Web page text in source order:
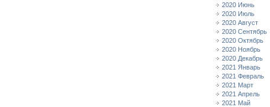
2020 Июнь
2020 Июль
2020 Август
2020 Сентябрь
2020 Октябрь
2020 Ноябрь
2020 Декабрь
2021 Январь
2021 Февраль
2021 Март
2021 Апрель
2021 Май